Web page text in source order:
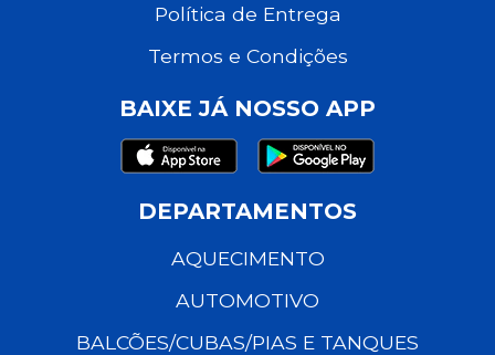
Política de Entrega
Termos e Condições
BAIXE JÁ NOSSO APP
DEPARTAMENTOS
AQUECIMENTO
AUTOMOTIVO
BALCÕES/CUBAS/PIAS E TANQUES